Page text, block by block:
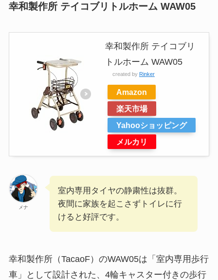
幸和製作所 テイコブリトルホーム WAW05
幸和製作所 テイコブリ
トルホーム WAW05
created by Rinker
Amazon
楽天市場
Yahooショッピング
メルカリ
メナ
室内専用タイヤの静粛性は抜群。
夜間に家族を起こさずトイレに行
けると好評です。
幸和製作所（TacaoF）のWAW05は「室内専用歩行
車」として設計された、4輪キャスター付きの歩行